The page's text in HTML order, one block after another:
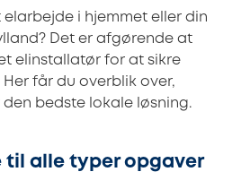
i hjemmet eller din
Det er afgørende at
elinstallatør for at sikre
får du overblik over,
bedste lokale løsning.
til alle typer opgaver